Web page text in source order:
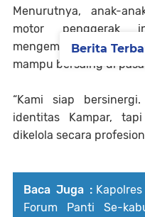
Menurutnya, anak-
motor penggerak
mengembangkan
mampu bersaing di
“Kami siap
identitas Kampar,
dikelola secara
Baca Juga :
Forum Panti Se-
Berita